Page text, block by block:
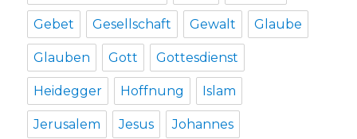
Gebet Gesellschaft Gewalt Glaube
Glauben Gott Gottesdienst
Heidegger Hoffnung Islam
Jerusalem Jesus Johannes